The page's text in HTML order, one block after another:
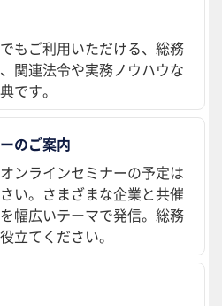
もご利用いただける、総務
関連法令や実務ノウハウな
です。
のご案内
ンラインセミナーの予定は
い。さまざまな企業と共催
幅広いテーマで発信。総務
立てください。